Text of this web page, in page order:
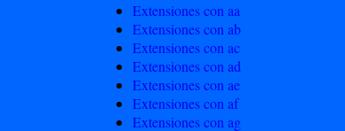
Extensiones con aa
Extensiones con ab
Extensiones con ac
Extensiones con ad
Extensiones con ae
Extensiones con af
Extensiones con ag